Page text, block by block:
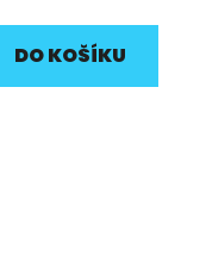
DO KOŠÍKU